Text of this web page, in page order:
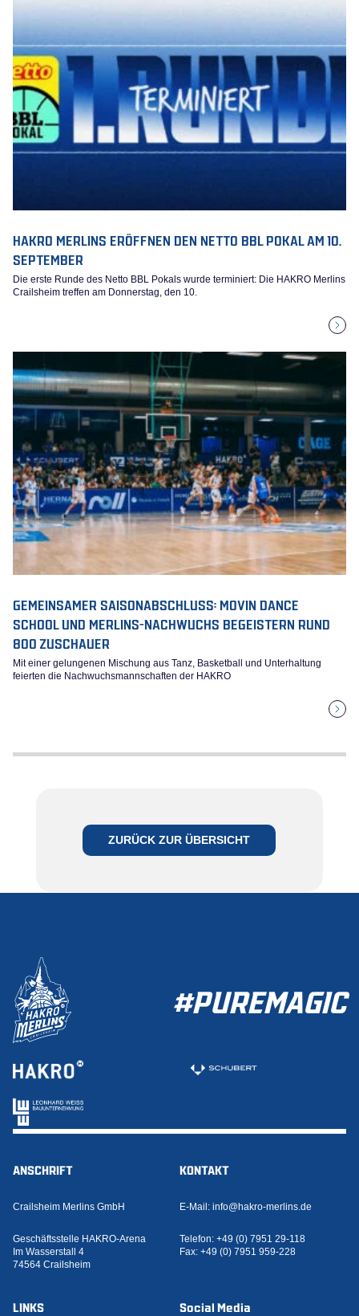
HAKRO MERLINS ERÖFFNEN DEN NETTO BBL POKAL AM 10.
SEPTEMBER
Die erste Runde des Netto BBL Pokals wurde terminiert: Die HAKRO Merlins
Crailsheim treffen am Donnerstag, den 10.
GEMEINSAMER SAISONABSCHLUSS: MOVIN DANCE
SCHOOL UND MERLINS-NACHWUCHS BEGEISTERN RUND
800 ZUSCHAUER
Mit einer gelungenen Mischung aus Tanz, Basketball und Unterhaltung
feierten die Nachwuchsmannschaften der HAKRO
ZURÜCK ZUR ÜBERSICHT
#PUREMAGIC
ANSCHRIFT
Crailsheim Merlins GmbH
Geschäftsstelle HAKRO-Arena
Im Wasserstall 4
74564 Crailsheim
KONTAKT
E-Mail: info@hakro-merlins.de
Telefon: +49 (0) 7951 29-118
Fax: +49 (0) 7951 959-228
LINKS Social Media